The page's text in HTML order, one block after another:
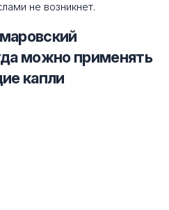
не возникнет.
можно применять
капли